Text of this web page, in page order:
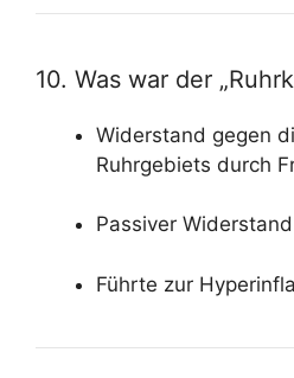
10. Was war der
Widerstand gegen
Ruhrgebiets durch
Passiver
Führte zur